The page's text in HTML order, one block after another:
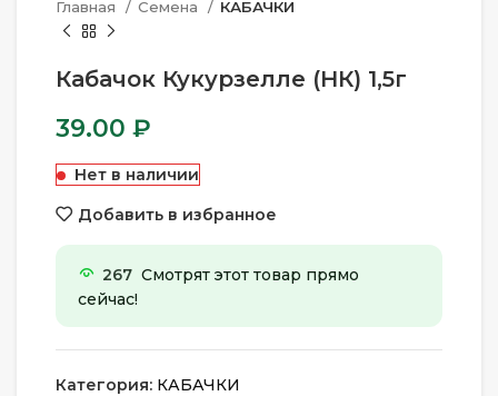
Главная Семена КАБАЧКИ
Кабачок Кукурзелле (НК) 1,5г
39.00 ₽
Нет в наличии
Добавить в избранное
267 Смотрят этот товар прямо
сейчас!
Категория: КАБАЧКИ